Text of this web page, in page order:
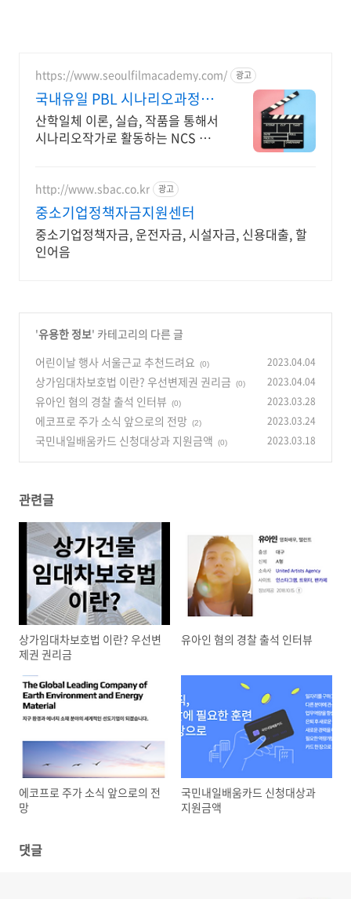
https://www.seoulfilmacademy.com/ 광고
국내유일 PBL 시나리오과정
NCS 시나리오작가 활동지원
산학일체 이론, 실습, 작품을 통해서
시나리오작가로 활동하는 NCS 실
리오아카데미
http://www.sbac.co.kr 광고
중소기업정책자금지원센터
중소기업정책자금, 운전자금, 시설자금, 신용대출, 할
인어음
'유용한 정보' 카테고리의 다른 글
어린이날 행사 서울근교 추천드려요
(0) 2023.04.04
상가임대차보호법 이란? 우선변제권 권리금 (0) 2023.04.04
유아인 혐의 경찰 출석 인터뷰 (0) 2023.03.28
에코프로 주가 소식 앞으로의 전망 (2) 2023.03.24
국민내일배움카드 신청대상과 지원금액 (0) 2023.03.18
관련글
상가임대차보호법 이란? 우선변
제권 권리금
유아인 혐의 경찰 출석 인터뷰
에코프로 주가 소식 앞으로의 전
망
국민내일배움카드 신청대상과
지원금액
댓글